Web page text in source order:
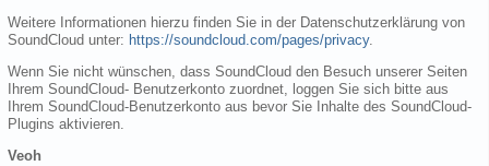
Weitere Informationen hierzu finden Sie in der Datenschutzerklärung von
SoundCloud unter: https://soundcloud.com/pages/privacy.
Wenn Sie nicht wünschen, dass SoundCloud den Besuch unserer Seiten
Ihrem SoundCloud- Benutzerkonto zuordnet, loggen Sie sich bitte aus
Ihrem SoundCloud-Benutzerkonto aus bevor Sie Inhalte des SoundCloud-
Plugins aktivieren.
Veoh